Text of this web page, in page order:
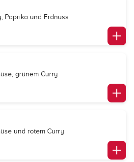
Paprika und Erdnuss
grünem Curry
und rotem Curry